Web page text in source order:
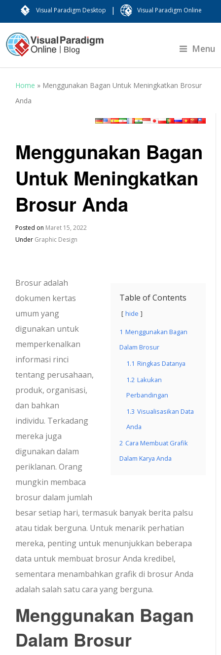
Visual Paradigm Desktop | Visual Paradigm Online
Menu
Home » Menggunakan Bagan Untuk Meningkatkan Brosur
Anda
Menggunakan Bagan
Untuk Meningkatkan
Brosur Anda
Posted on Maret 15, 2022
Under Graphic Design
Table of Contents
hide
1 Menggunakan Bagan
Dalam Brosur
1.1 Ringkas Datanya
1.2 Lakukan
Perbandingan
1.3 Visualisasikan Data
Anda
2 Cara Membuat Grafik
Dalam Karya Anda
Brosur adalah
dokumen kertas
umum yang
digunakan untuk
memperkenalkan
informasi rinci
tentang perusahaan,
produk, organisasi,
dan bahkan
individu. Terkadang
mereka juga
digunakan dalam
periklanan. Orang
mungkin membaca
brosur dalam jumlah
besar setiap hari, termasuk banyak berita palsu
atau tidak berguna. Untuk menarik perhatian
mereka, penting untuk menunjukkan beberapa
data untuk membuat brosur Anda kredibel,
sementara menambahkan grafik di brosur Anda
adalah salah satu cara yang berguna.
Menggunakan Bagan
Dalam Brosur